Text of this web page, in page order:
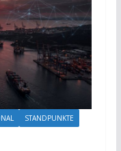
STANDPUNKTE